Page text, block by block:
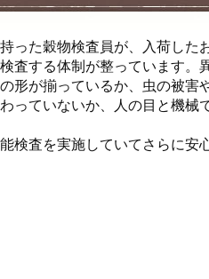
った穀物検査員が、入荷した
査する体制が整っています。
形が揃っているか、虫の被害
っていないか、人の目と機械
検査を実施していてさらに安